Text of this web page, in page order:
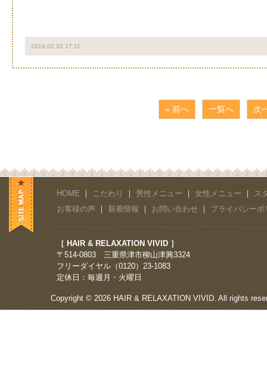
2019.02.20 17:11
« 前へ 一覧へ 次
HOME ｜ こだわり ｜ 男性メニュー ｜ 女性メニュー ｜
ス
お客様の声 ｜ 新着情報 ｜ お問い合わせ ｜ プライバシーポ
［ HAIR & RELAXATION VIVID ］
〒514-0803 三重県津市柳山津興3324
フリーダイヤル（0120）23-1083
定休日：毎週月・火曜日
Copyright © 2026 HAIR & RELAXATION VIVID. All rights